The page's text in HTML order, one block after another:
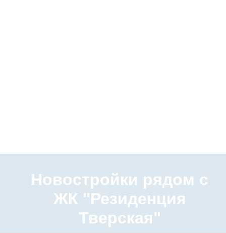
Новостройки рядом с
ЖК "Резиденция
Тверская"